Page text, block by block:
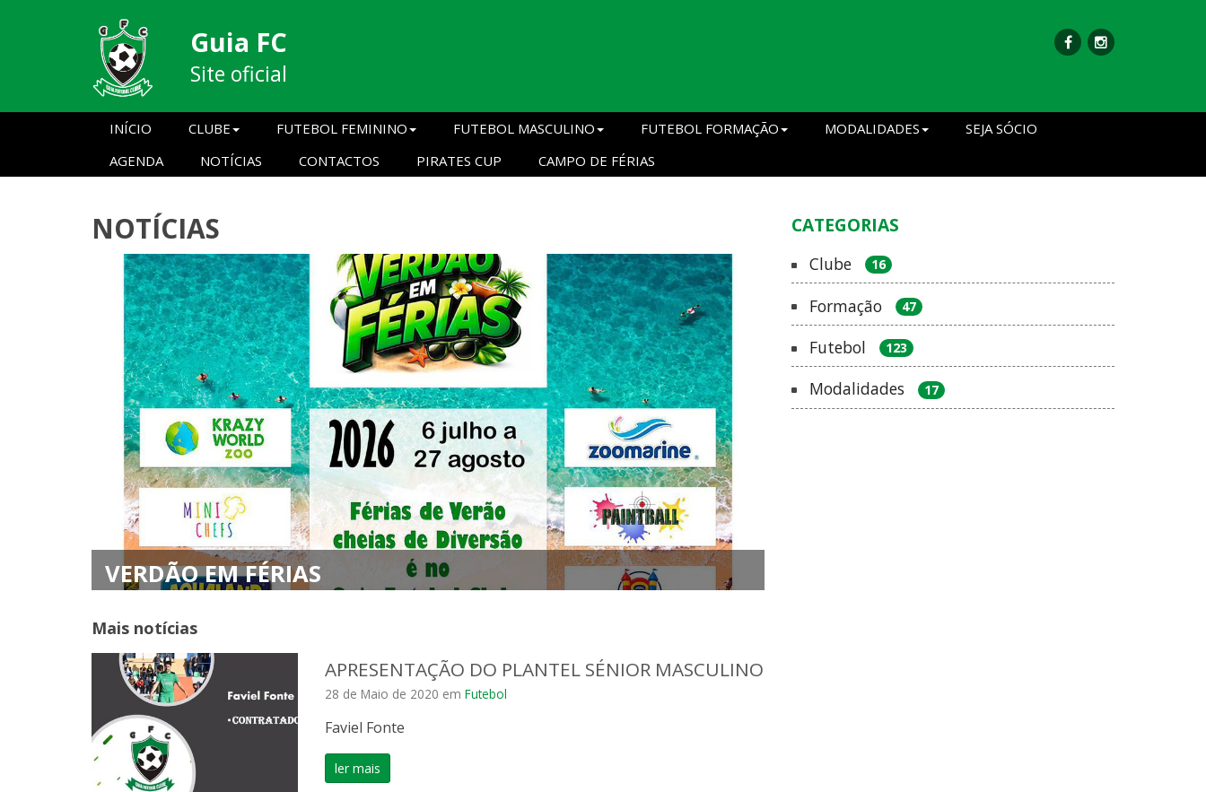
Guia FC
Site oficial
INÍCIO CLUBE FUTEBOL FEMININO FUTEBOL MASCULINO FUTEBOL FORMAÇÃO MODALIDADES
SEJA SÓCIO
AGENDA
NOTÍCIAS CONTACTOS PIRATES CUP CAMPO DE FÉRIAS
NOTÍCIAS
VERDÃO EM FÉRIAS
Mais notícias
APRESENTAÇÃO DO PLANTEL SÉNIOR MASCULINO
28 de Maio de 2020 em Futebol
Faviel Fonte
ler mais
CATEGORIAS
Clube 16
Formação 47
Futebol 123
Modalidades 17